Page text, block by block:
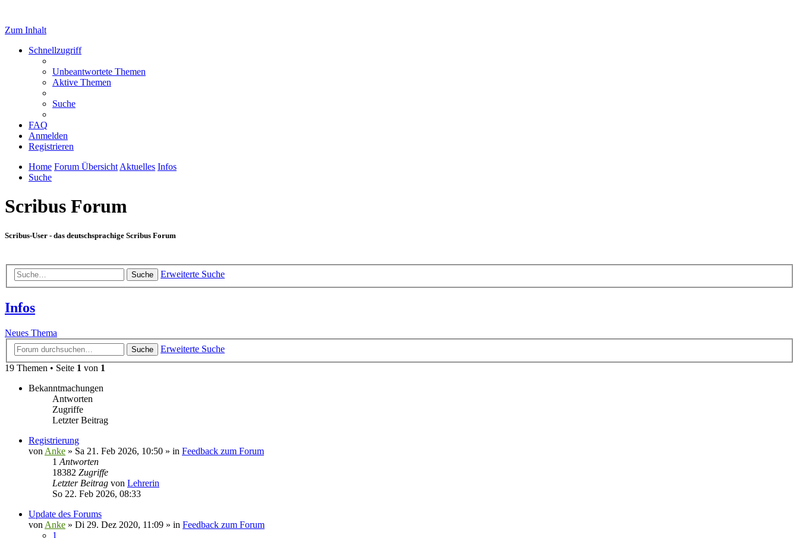
Zum Inhalt
Schnellzugriff
Unbeantwortete Themen
Aktive Themen
Suche
FAQ
Anmelden
Registrieren
Home Forum Übersicht Aktuelles Infos
Suche
Scribus Forum
Scribus-User - das deutschsprachige Scribus Forum
Suche Erweiterte Suche
Infos
Neues Thema
Suche
Erweiterte Suche
19 Themen • Seite 1 von 1
Bekanntmachungen
Antworten
Zugriffe
Letzter Beitrag
Registrierung
von Anke » Sa 21. Feb 2026, 10:50 » in Feedback zum Forum
1 Antworten
18382 Zugriffe
Letzter Beitrag von Lehrerin
So 22. Feb 2026, 08:33
Update des Forums
von Anke » Di 29. Dez 2020, 11:09 » in Feedback zum Forum
1